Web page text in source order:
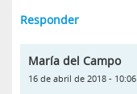
Responder
María del Campo
16 de abril de 2018 - 10:06